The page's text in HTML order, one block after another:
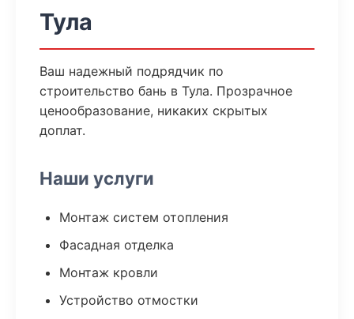
Тула
Ваш надежный подрядчик по
строительство бань в Тула. Прозрачное
ценообразование, никаких скрытых
доплат.
Наши услуги
Монтаж систем отопления
Фасадная отделка
Монтаж кровли
Устройство отмостки